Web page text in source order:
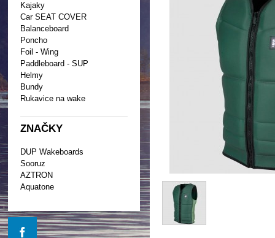
Kajaky
Car SEAT COVER
Balanceboard
Poncho
Foil - Wing
Paddleboard - SUP
Helmy
Bundy
Rukavice na wake
ZNAČKY
DUP Wakeboards
Sooruz
AZTRON
Aquatone